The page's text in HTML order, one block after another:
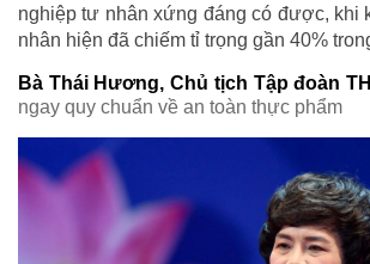
nghiệp tư nhân xứng đáng có được, khi
nhân hiện đã chiếm tỉ trọng gần 40%
Bà Thái Hương, Chủ tịch Tập đoàn
ngay quy chuẩn về an toàn thực phẩm